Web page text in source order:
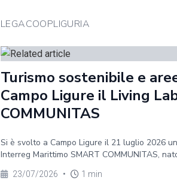
LEGACOOPLIGURIA
Turismo sostenibile e
Campo Ligure il Living
COMMUNITAS
Si è svolto a Campo Ligure il 21 luglio 2026
Interreg Marittimo SMART COMMUNITAS,
23/07/2026 • 1 min